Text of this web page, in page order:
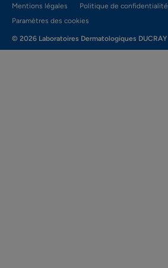
Mentions légales
Politique de confidentialité
Paramètres des cookies
© 2026 Laboratoires Dermatologiques DUCRAY